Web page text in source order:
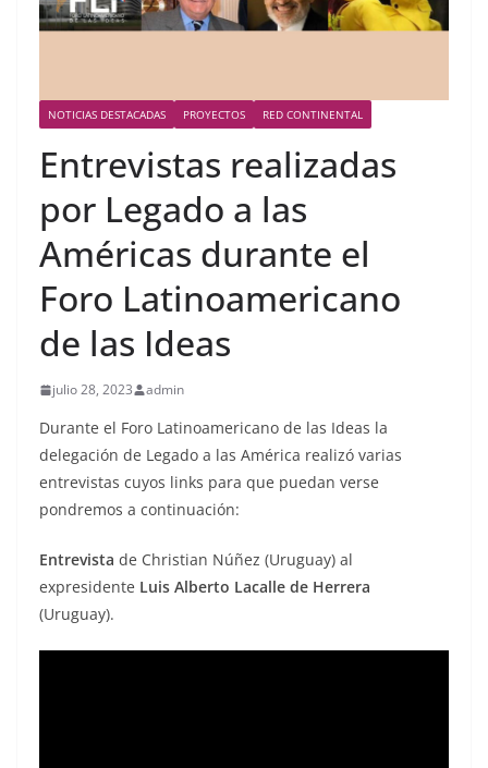
NOTICIAS DESTACADAS PROYECTOS RED CONTINENTAL
Entrevistas realizadas
por Legado a las
Américas durante el
Foro Latinoamericano
de las Ideas
julio 28, 2023 admin
Durante el Foro Latinoamericano de las Ideas la
delegación de Legado a las América realizó varias
entrevistas cuyos links para que puedan verse
pondremos a continuación:
Entrevista de Christian Núñez (Uruguay) al
expresidente Luis Alberto Lacalle de Herrera
(Uruguay).